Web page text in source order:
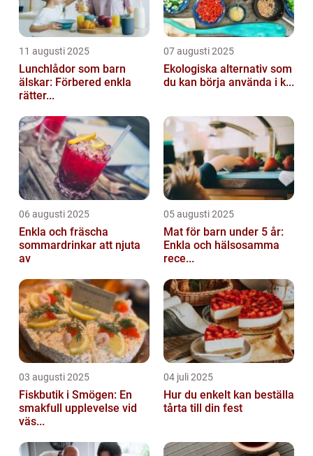
11 augusti 2025
Lunchlådor som barn
älskar: Förbered enkla
rätter...
07 augusti 2025
Ekologiska alternativ som
du kan börja använda i k...
06 augusti 2025
Enkla och fräscha
sommardrinkar att njuta
av
05 augusti 2025
Mat för barn under 5 år:
Enkla och hälsosamma
rece...
03 augusti 2025
Fiskbutik i Smögen: En
smakfull upplevelse vid
väs...
04 juli 2025
Hur du enkelt kan beställa
tårta till din fest